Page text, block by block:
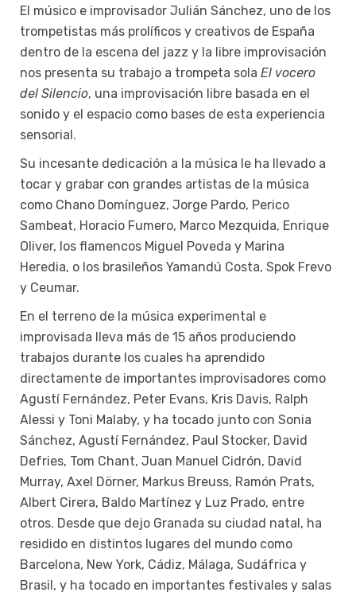
El músico e improvisador Julián Sánchez, uno de los
trompetistas más prolíficos y creativos de España
dentro de la escena del jazz y la libre improvisación
nos presenta su trabajo a trompeta sola El vocero
del Silencio, una improvisación libre basada en el
sonido y el espacio como bases de esta experiencia
sensorial.
Su incesante dedicación a la música le ha llevado a
tocar y grabar con grandes artistas de la música
como Chano Domínguez, Jorge Pardo, Perico
Sambeat, Horacio Fumero, Marco Mezquida, Enrique
Oliver, los flamencos Miguel Poveda y Marina
Heredia, o los brasileños Yamandú Costa, Spok Frevo
y Ceumar.
En el terreno de la música experimental e
improvisada lleva más de 15 años produciendo
trabajos durante los cuales ha aprendido
directamente de importantes improvisadores como
Agustí Fernández, Peter Evans, Kris Davis, Ralph
Alessi y Toni Malaby, y ha tocado junto con Sonia
Sánchez, Agustí Fernández, Paul Stocker, David
Defries, Tom Chant, Juan Manuel Cidrón, David
Murray, Axel Dörner, Markus Breuss, Ramón Prats,
Albert Cirera, Baldo Martínez y Luz Prado, entre
otros. Desde que dejo Granada su ciudad natal, ha
residido en distintos lugares del mundo como
Barcelona, New York, Cádiz, Málaga, Sudáfrica y
Brasil, y ha tocado en importantes festivales y salas